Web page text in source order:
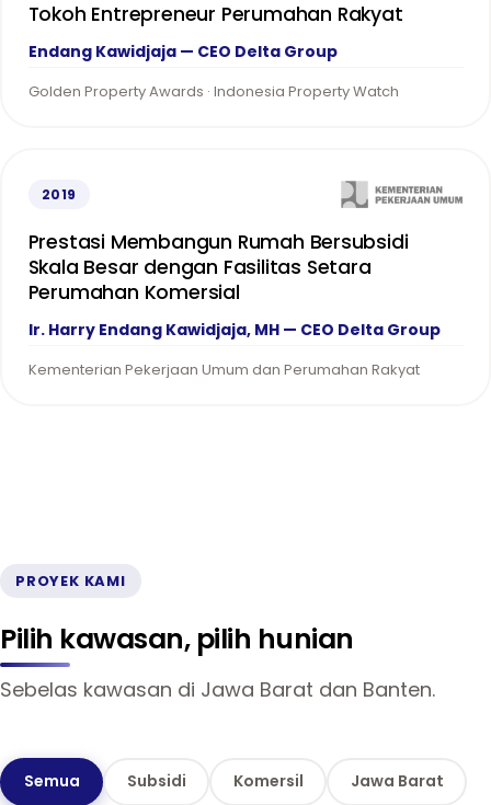
Tokoh Entrepreneur Perumahan Rakyat
Endang Kawidjaja — CEO Delta Group
Golden Property Awards · Indonesia Property Watch
2019
Prestasi Membangun Rumah Bersubsidi
Skala Besar dengan Fasilitas Setara
Perumahan Komersial
Ir. Harry Endang Kawidjaja, MH — CEO Delta Group
Kementerian Pekerjaan Umum dan Perumahan Rakyat
PROYEK KAMI
Pilih kawasan, pilih hunian
Sebelas kawasan di Jawa Barat dan Banten.
Semua Subsidi Komersil Jawa Barat